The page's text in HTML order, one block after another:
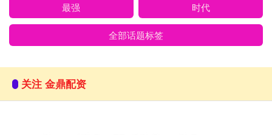
最强 时代
全部话题标签
关注 金鼎配资